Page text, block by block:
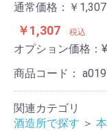
通常価格：￥1,307
￥1,307 税込
オプション価格：¥
商品コード：
関連カテゴリ
酒造所で探す ＞